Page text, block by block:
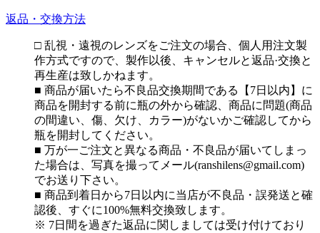
返品・交換方法
□ 乱視・遠視のレンズをご注文の場合、個人用注文製
作方式ですので、製作以後、キャンセルと返品·交換と
再生産は致しかねます。
■ 商品が届いたら不良品交換期間である【7日以内】に
商品を開封する前に瓶の外から確認、商品に問題(商品
の間違い、傷、欠け、カラー)がないかご確認してから
瓶を開封してください。
■ 万が一ご注文と異なる商品・不良品が届いてしまっ
た場合は、写真を撮ってメール(ranshilens@gmail.com)
でお送り下さい。
■ 商品到着日から7日以内に当店が不良品・誤発送と確
認後、すぐに100%無料交換致します。
※ 7日間を過ぎた返品に関しましては受け付けており